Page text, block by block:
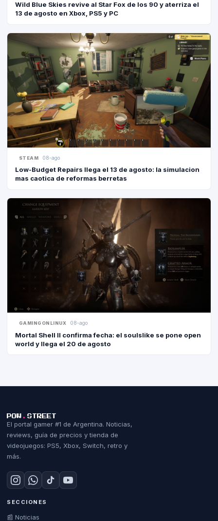
Wild Blue Skies revive al Star Fox de los 90 y aterriza el
13 de agosto en Xbox, PS5 y PC
STEAM 08-ago
Low-Budget Repairs llega el 13 de agosto: la simulacion
mas caotica de reformas berretas
GAMINGONLINUX 08-ago
Mortal Shell II confirma fecha: el soulslike se pone open
world y llega el 20 de agosto
POW . STREET
El portal gamer #1 de Argentina. Noticias,
reviews, guía de precios y tienda de
videojuegos: PS5, Xbox, Switch, retro y
más.
SECCIONES
📰 Noticias